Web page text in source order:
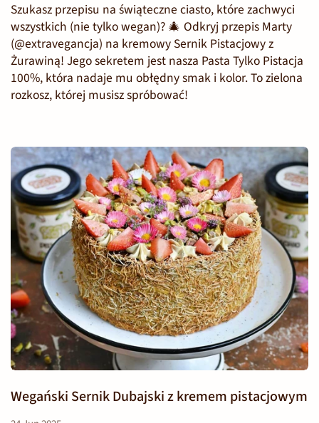
Szukasz przepisu na świąteczne ciasto, które zachwyci
wszystkich (nie tylko wegan)? 🎄 Odkryj przepis Marty
(@extravegancja) na kremowy Sernik Pistacjowy z
Żurawiną! Jego sekretem jest nasza Pasta Tylko Pistacja
100%, która nadaje mu obłędny smak i kolor. To zielona
rozkosz, której musisz spróbować!
Wegański Sernik Dubajski z kremem pistacjowym